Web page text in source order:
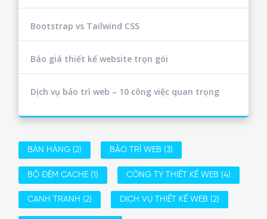
Bootstrap vs Tailwind CSS
Báo giá thiết kế website trọn gói
Dịch vụ bảo trì web – 10 công việc quan trọng
BÀN HÀNG (2) BẢO TRÌ WEB (3)
BỘ ĐỆM CACHE (1) CÔNG TY THIẾT KẾ WEB (4)
CẠNH TRANH (2) DỊCH VỤ THIẾT KẾ WEB (2)